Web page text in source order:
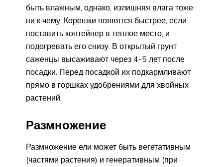
быть влажным, однако, излишняя влага тоже
ни к чему. Корешки появятся быстрее, если
поставить контейнер в теплое место, и
подогревать его снизу. В открытый грунт
саженцы высаживают через 4-5 лет после
посадки. Перед посадкой их подкармливают
прямо в горшках удобрениями для хвойных
растений.
Размножение
Размножение ели может быть вегетативным
(частями растения) и генеративным (при